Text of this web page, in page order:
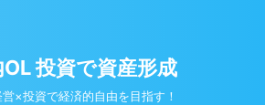
投資で資産形成
×投資で経済的自由を目指す！